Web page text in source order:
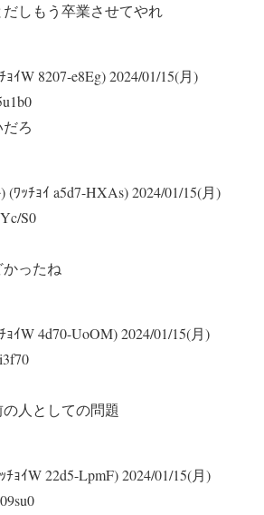
しもう卒業させてやれ
ｲW 8207-e8Eg)2024/01/15(月)
ろ
ﾜｯﾁｮｲ a5d7-HXAs)2024/01/15(月)
S0
ったね
ｲW 4d70-UoOM)2024/01/15(月)
人としての問題
ｮｲW 22d5-LpmF)2024/01/15(月)